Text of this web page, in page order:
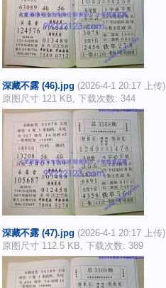
深藏不露 (46).jpg (2026-4-1 20:17 上传)
原图尺寸 121 KB, 下载次数: 344
深藏不露 (47).jpg (2026-4-1 20:17 上传)
原图尺寸 112.5 KB, 下载次数: 389